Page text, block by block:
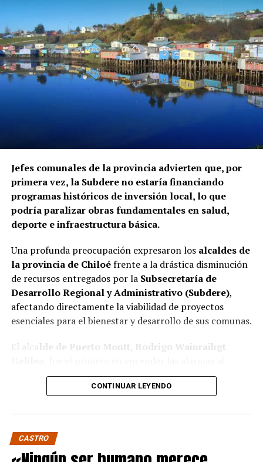
Jefes comunales de la provincia advierten que, por
primera vez, la Subdere no estaría financiando
programas históricos de inversión local, lo que
podría paralizar obras fundamentales en salud,
deporte e infraestructura básica.
Una profunda preocupación expresaron los alcaldes de
la provincia de Chiloéfrente a la drástica disminución
de recursos entregados por la Subsecretaría de
Desarrollo Regional y Administrativo (Subdere),
afectando directamente la viabilidad de proyectos
esenciales para el bienestar y desarrollo de sus comunas.
El alca lde de Puerto Montt, Rodrigo Wainraihgt
denunciar públicamente que la Subdere no cuenta con
fondos para financiar iniciativas del Programa de
Mejoramiento de Barrios (PMB), a pesar de que muchas
ya estaban declaradas elegibles.
historia, la Subdere no tiene recursos para estos
CONTINUAR LEYENDO
CASTRO